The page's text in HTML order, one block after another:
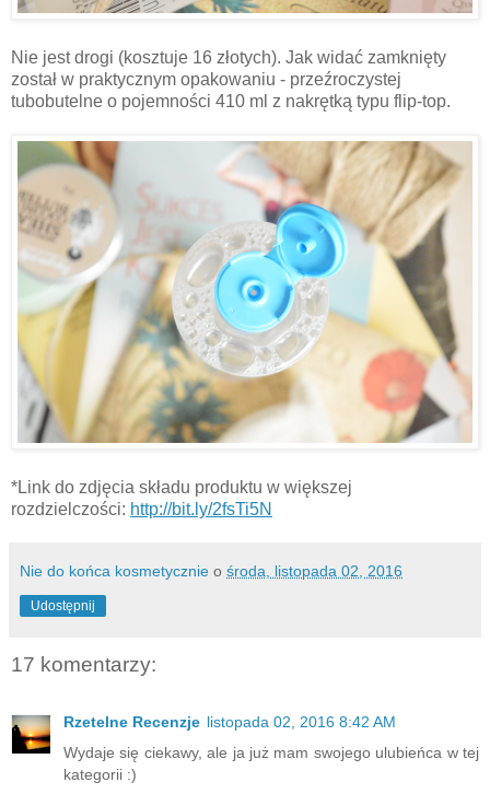
Nie jest drogi (kosztuje 16 złotych). Jak widać zamknięty
został w praktycznym opakowaniu - przeźroczystej
tubobutelne o pojemności 410 ml z nakrętką typu flip-top.
*Link do zdjęcia składu produktu w większej
rozdzielczości: http://bit.ly/2fsTi5N
Nie do końca kosmetycznie o środa, listopada 02, 2016
Udostępnij
17 komentarzy:
Rzetelne Recenzje listopada 02, 2016 8:42 AM
Wydaje się ciekawy, ale ja już mam swojego ulubieńca w tej
kategorii :)